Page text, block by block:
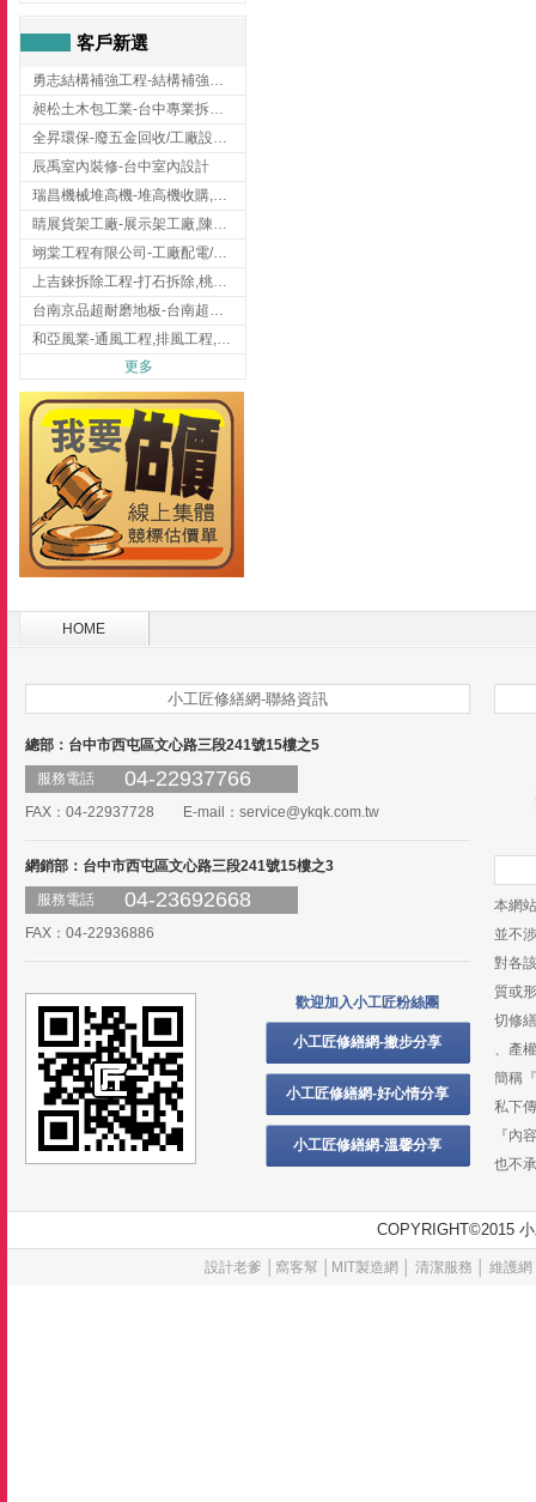
客戶新選
勇志結構補強工程-結構補強工程 ,桃園結構補強工程,龍潭結構補強工程
昶松土木包工業-台中專業拆除工程/挖土機出租
全昇環保-廢五金回收/工廠設備收購/機械設備回收/高價收購廠房設備
辰禹室內裝修-台中室內設計
瑞昌機械堆高機-堆高機收購,新北市堆高機,桃園堆高機
睛展貨架工廠-展示架工廠,陳列架,台中展示架工廠
翊棠工程有限公司-工廠配電/高雄消防機電公司
上吉錸拆除工程-打石拆除,桃園打石拆除,桃園拆除工程
台南京品超耐磨地板-台南超耐磨地板
和亞風業-通風工程,排風工程,彰化通風工程,彰化排風工程
更多
HOME
小工匠修繕網-聯絡資訊
總部：台中市西屯區文心路三段241號15樓之5
服務電話
04-22937766
FAX：04-22937728 E-mail： service@ykqk.com.tw
網銷部：台中市西屯區文心路三段241號15樓之3
服務電話
04-23692668
FAX：04-22936886
歡迎加入小工匠粉絲團
小工匠修繕網-撇步分享
小工匠修繕網-好心情分享
小工匠修繕網-溫馨分享
本網
並不
對各
質或
切修
、產
簡稱
私下
『內
也不
設計老爹 窩客幫│ MIT製造網 清潔服務 維護網